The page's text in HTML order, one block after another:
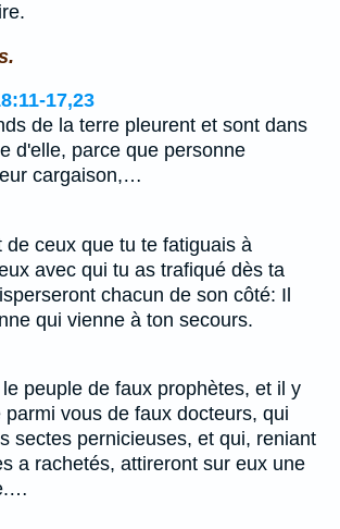
17,23
de la terre pleurent et sont dans
d'elle, parce que personne
cargaison,…
de ceux que tu te fatiguais à
avec qui tu as trafiqué dès ta
chacun de son côté: Il
qui vienne à ton secours.
peuple de faux prophètes, et il y
vous de faux docteurs, qui
sectes pernicieuses, et qui, reniant
a rachetés, attireront sur eux une